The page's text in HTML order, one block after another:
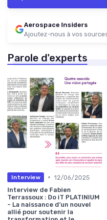
Aerospace Insiders
Ajoutez-nous à vos
Parole d'experts
Interview • 12/06/2025
Interview de Fabien
Terrassoux : Do iT PLATINIUM
- La naissance d’un nouvel
allié pour soutenir la